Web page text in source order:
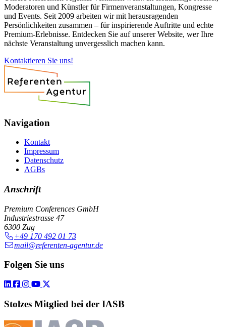
Moderatoren und Künstler für Firmenveranstaltungen, Kongresse
und Events. Seit 2009 arbeiten wir mit herausragenden
Persönlichkeiten zusammen – für inspirierende Auftritte und echte
Premium-Erlebnisse. Entdecken Sie auf unserer Website, wer Ihre
nächste Veranstaltung unvergesslich machen kann.
Kontaktieren Sie uns!
Navigation
Kontakt
Impressum
Datenschutz
AGBs
Anschrift
Premium Conferences GmbH
Industriestrasse 47
6300 Zug
+49 170 492 01 73
mail@referenten-agentur.de
Folgen Sie uns
Stolzes Mitglied bei der IASB